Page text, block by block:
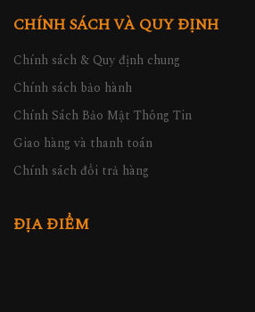
CHÍNH SÁCH VÀ QUY ĐỊNH
Chính sách & Quy định chung
Chính sách bảo hành
Chính Sách Bảo Mật Thông Tin
Giao hàng và thanh toán
Chính sách đổi trả hàng
ĐỊA ĐIỂM